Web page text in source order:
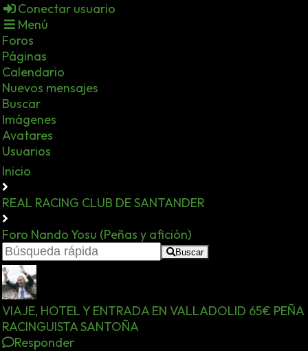
Conectar usuario
Menú
Foros
Páginas
Calendario
Nuevos mensajes
Buscar
Imágenes
Avatares
Usuarios
Inicio
REAL RACING CLUB DE SANTANDER
Foro Nando Yosu (Peñas y afición)
Buscar
VIAJE, HOTEL Y ENTRADA EN VALLADOLID 65€ PEÑA
RACINGUISTA SANTOÑA
Responder